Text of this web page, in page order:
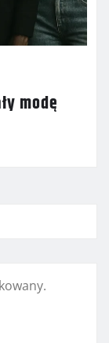
modę